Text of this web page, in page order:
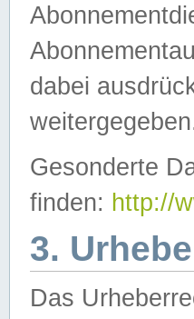
dabei
Gesonderte
finden: http://
3.
Das